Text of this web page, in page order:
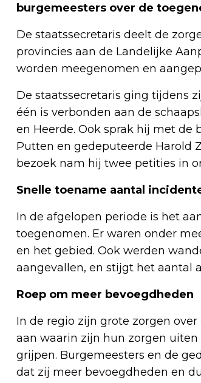
burgemeesters over de
De staatssecretaris deelt de
provincies aan de Landelijke
worden meegenomen en
De staatssecretaris ging tijdens
één is verbonden aan de
en Heerde. Ook sprak hij met de
Putten en gedeputeerde Harold
bezoek nam hij twee petities in
Snelle toename aantal
In de afgelopen periode is het
toegenomen. Er waren onder
en het gebied. Ook werden
aangevallen, en stijgt het aantal
Roep om meer bevoegdheden
In de regio zijn grote zorgen
aan waarin zijn hun zorgen
grijpen. Burgemeesters en de
dat zij meer bevoegdheden en